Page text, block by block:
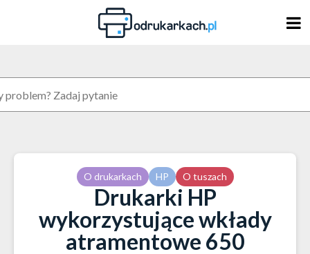
O drukarkach HP O tuszach
Drukarki HP
wykorzystujące wkłady
atramentowe 650